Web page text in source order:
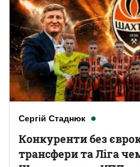
Сергій Стаднюк
Конкуренти без
трансфери та Ліга